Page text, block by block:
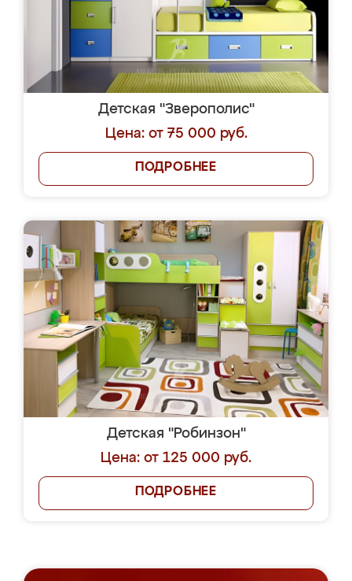
Детская "Зверополис"
Цена: от 75 000 руб.
ПОДРОБНЕЕ
Детская "Робинзон"
Цена: от 125 000 руб.
ПОДРОБНЕЕ